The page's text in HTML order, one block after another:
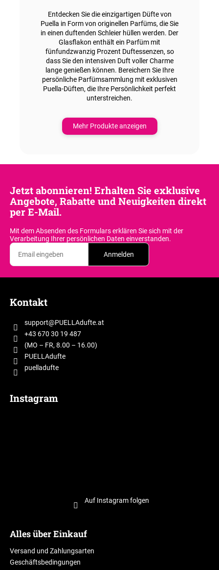
Entdecken Sie die einzigartigen Düfte von
Puella in Form von originellen Parfüms, die Sie
in einen duftenden Schleier hüllen werden. Der
Glasflakon enthält ein Parfüm mit
fünfundzwanzig Prozent Duftessenzen, so
dass Sie den intensiven Duft voller Charme
lange genießen können. Bereichern Sie Ihre
persönliche Parfümsammlung mit exklusiven
Puella-Düften, die Ihre Persönlichkeit perfekt
unterstreichen.
Mehr Produkte anzeigen
Jetzt abonnieren! Erhalten Sie exklusive
Angebote, Rabatte und Neuigkeiten direkt
per E-Mail.
Mit dem Absenden des Formulars erklären Sie sich mit der
Verarbeitung Ihrer persönlichen Daten einverstanden.
Anmelden
Kontakt
support@PUELLAdufte.at
+43 670 30 19 487
(MO – FR, 8.00 – 16.00)
PUELLAdufte
puelladufte
Instagram
Auf Instagram folgen
Alles über Einkauf
Versand und Zahlungsarten
Geschäftsbedingungen